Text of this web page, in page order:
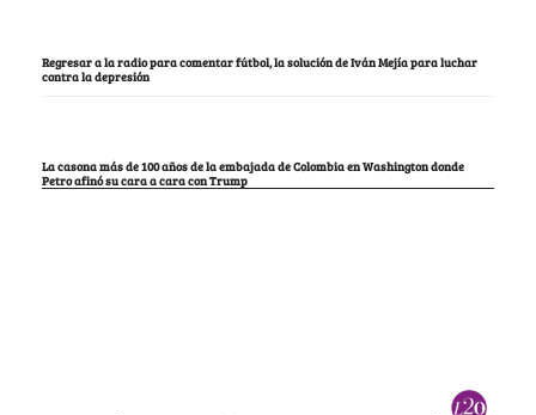
Regresar a la radio para comentar fútbol, la solución de Iván Mejía para luchar
contra la depresión
La casona más de 100 años de la embajada de Colombia en Washington donde
Petro afinó su cara a cara con Trump